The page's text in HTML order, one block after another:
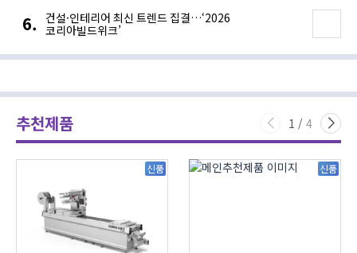
건설·인테리어 최신 트렌드 집결…‘2026
코리아빌드위크’
추천제품 1 / 4
신품 신품